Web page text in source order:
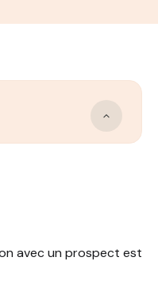
avec un prospect est